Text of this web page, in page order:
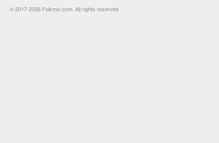
© 2017-2026 Folkmix.com. All rights reserved